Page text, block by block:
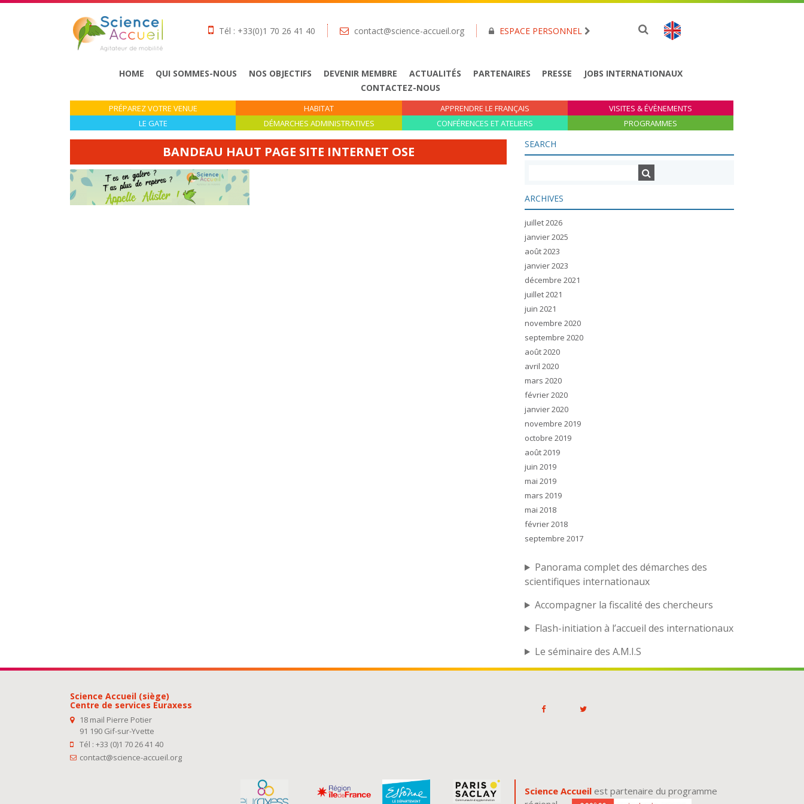
Tél : +33(0)1 70 26 41 40 contact@science-accueil.org ESPACE PERSONNEL
HOME QUI SOMMES-NOUS NOS OBJECTIFS DEVENIR MEMBRE ACTUALITÉS PARTENAIRES PRESSE
JOBS INTERNATIONAUX
CONTACTEZ-NOUS
PRÉPAREZ VOTRE VENUE HABITAT APPRENDRE LE FRANÇAIS
VISITES & ÉVÈNEMENTS
LE GATE
DÉMARCHES ADMINISTRATIVES CONFÉRENCES ET ATELIERS PROGRAMMES
BANDEAU HAUT PAGE SITE INTERNET OSE SEARCH
ARCHIVES
juillet 2026
janvier 2025
août 2023
janvier 2023
décembre 2021
juillet 2021
juin 2021
novembre 2020
septembre 2020
août 2020
avril 2020
mars 2020
février 2020
janvier 2020
novembre 2019
octobre 2019
août 2019
juin 2019
mai 2019
mars 2019
mai 2018
février 2018
septembre 2017
Panorama complet des démarches des
scientifiques internationaux
Accompagner la fiscalité des chercheurs
Flash-initiation à l’accueil des internationaux
Le séminaire des A.M.I.S
Science Accueil (siège)
Centre de services Euraxess
18 mail Pierre Potier
91 190 Gif-sur-Yvette
Tél : +33 (0)1 70 26 41 40
contact@science-accueil.org
Science Accueil est partenaire du programme